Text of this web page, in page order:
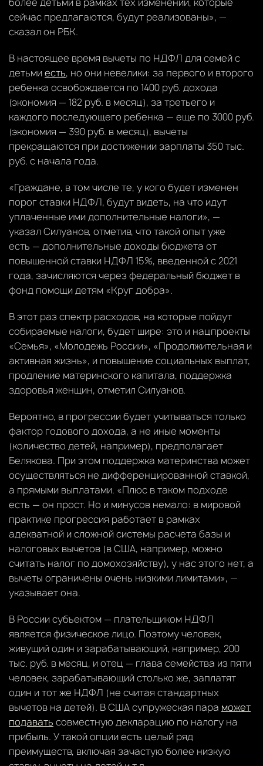
сейчас предлагаются, будут реализованы», —
сказал он РБК.
В настоящее время вычеты по НДФЛ для семей с
детьмиесть, но они невелики: за первого и второго
ребенка освобождается по 1400 руб. дохода
(экономия — 182 руб. в месяц), за третьего и
каждого последующего ребенка — еще по 3000 руб.
(экономия — 390 руб. в месяц), вычеты
прекращаются при достижении зарплаты 350 тыс.
руб. с начала года.
«Граждане, в том числе те, у кого будет изменен
порог ставки НДФЛ, будут видеть, на что идут
уплаченные ими дополнительные налоги», —
указал Силуанов, отметив, что такой опыт уже
есть — дополнительные доходы бюджета от
повышенной ставки НДФЛ 15%, введенной с 2021
года, зачисляются через федеральный бюджет в
фонд помощи детям «Круг добра».
В этот раз спектр расходов, на которые пойдут
собираемые налоги, будет шире: это и нацпроекты
«Семья», «Молодежь России», «Продолжительная и
активная жизнь», и повышение социальных выплат,
продление материнского капитала, поддержка
здоровья женщин, отметил Силуанов.
Вероятно, в прогрессии будет учитываться только
фактор годового дохода, а не иные моменты
(количество детей, например), предполагает
Белякова. При этом поддержка материнства может
осуществляться не дифференцированной ставкой,
а прямыми выплатами. «Плюс в таком подходе
есть — он прост. Но и минусов немало: в мировой
практике прогрессия работает в рамках
адекватной и сложной системы расчета базы и
налоговых вычетов (в США, например, можно
считать налог по домохозяйству), у нас этого нет, а
вычеты ограничены очень низкими лимитами», —
указывает она.
В России субъектом — плательщиком НДФЛ
является физическое лицо. Поэтому человек,
живущий один и зарабатывающий, например, 200
тыс. руб. в месяц, и отец — глава семейства из пяти
человек, зарабатывающий столько же, заплатят
один и тот же НДФЛ (не считая стандартных
вычетов на детей). В США супружеская пара может
подавать совместную декларацию по налогу на
прибыль. У такой опции есть целый ряд
преимуществ, включая зачастую более низкую